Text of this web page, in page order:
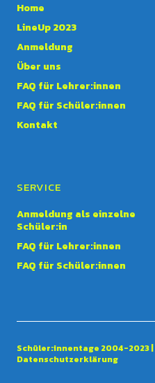
Home
LineUp 2023
Anmeldung
Über uns
FAQ für Lehrer:innen
FAQ für Schüler:innen
Kontakt
SERVICE
Anmeldung als einzelne
Schüler:in
FAQ für Lehrer:innen
FAQ für Schüler:innen
Schüler:innentage 2004-2023 |
Datenschutzerklärung